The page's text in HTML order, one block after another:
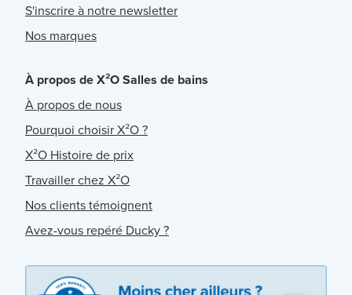
S'inscrire à notre newsletter
Nos marques
À propos de X²O Salles de bains
À propos de nous
Pourquoi choisir X²O ?
X²O Histoire de prix
Travailler chez X²O
Nos clients témoignent
Avez-vous repéré Ducky ?